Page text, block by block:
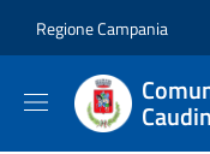
Regione Campania